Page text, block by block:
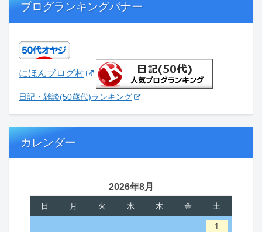
ブログランキングバナー
にほんブログ村
日記・雑談(50歳代)ランキング
カレンダー
2026年8月
日 月 火 水 木 金 土
1